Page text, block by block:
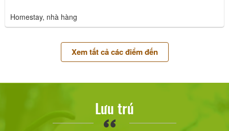
Homestay, nhà hàng
Xem tất cả các điểm đến
Lưu trú